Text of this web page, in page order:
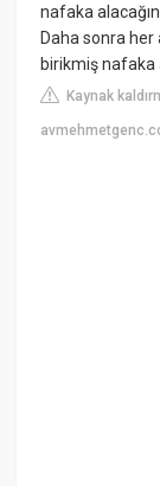
nafaka
Daha sonra her
birikmiş nafaka
Kaynak